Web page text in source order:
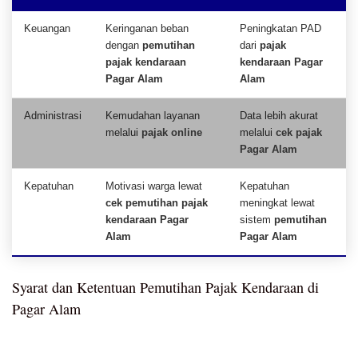
Keuangan
Keringanan beban
dengan pemutihan
pajak kendaraan
Pagar Alam
Peningkatan PAD
dari pajak
kendaraan Pagar
Alam
Administrasi
Kemudahan layanan
melalui pajak online
Data lebih akurat
melalui cek pajak
Pagar Alam
Kepatuhan
Motivasi warga lewat
cek pemutihan pajak
kendaraan Pagar
Alam
Kepatuhan
meningkat lewat
sistem pemutihan
Pagar Alam
Syarat dan Ketentuan Pemutihan Pajak Kendaraan di
Pagar Alam